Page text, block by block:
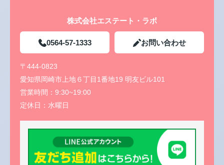
株式会社エステート・ラボ
0564-57-1333 お問い合わせ
〒444-0823
愛知県岡崎市上地６丁目1番地19 明友ビル101
営業時間： 9:30~19:00
定休日： 水曜日